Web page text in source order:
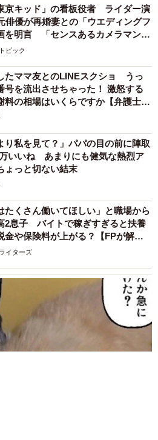
京キッド」の看板役者 ライダー演
俳優が再婚妻との「ウエディングフ
を明言 「センスあるカメラマン求
ピック
たママ友とのLINEスクショ うっ
号を流出させちゃった！ 激怒する
の相場はいくらですか【弁護士が
り私を見て？」パパの目の前に陣取
いいね あまりにも健気な熱烈ア
ょっと切ない結末
たくさん働いてほしい」と職場から
2息子 バイトで稼ぎすぎると扶養
金や保険料が上がる？【FPが解
イターズ